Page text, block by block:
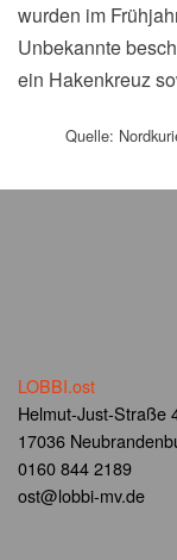
wurden im
Unbekannte
ein Hakenkreuz
Quelle:
LOBBI.ost
Helmut-Just-Straße
17036
0160 844 2189
ost@lobbi-mv.de